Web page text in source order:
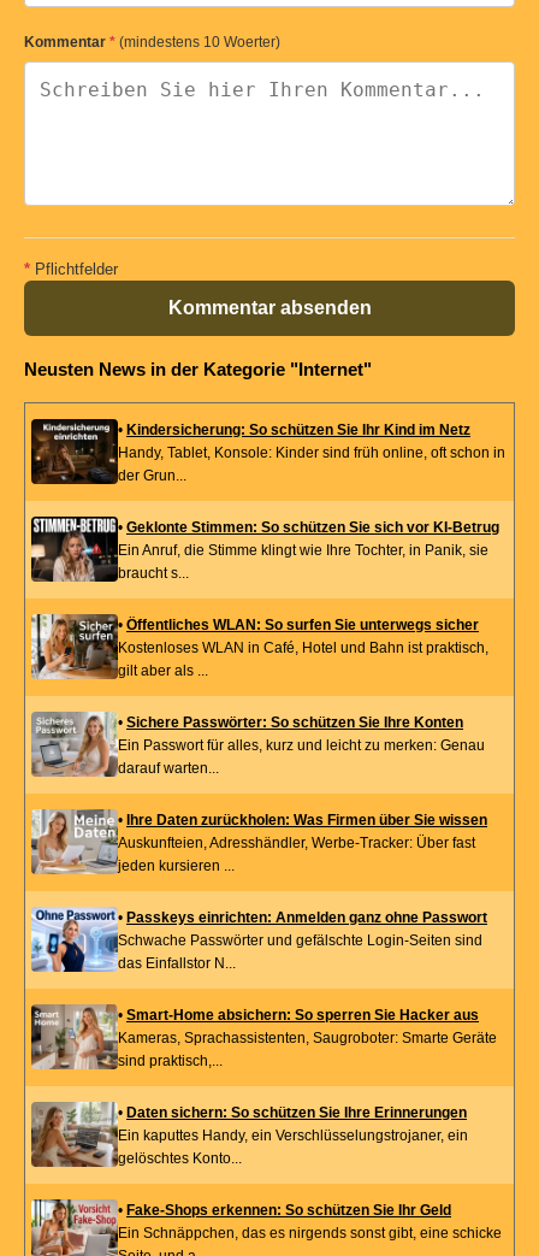
Kommentar * (mindestens 10 Woerter)
* Pflichtfelder
Kommentar absenden
Neusten News in der Kategorie "Internet"
• Kindersicherung: So schützen Sie Ihr Kind im Netz
Handy, Tablet, Konsole: Kinder sind früh online, oft schon in
der Grun...
• Geklonte Stimmen: So schützen Sie sich vor KI-Betrug
Ein Anruf, die Stimme klingt wie Ihre Tochter, in Panik, sie
braucht s...
• Öffentliches WLAN: So surfen Sie unterwegs sicher
Kostenloses WLAN in Café, Hotel und Bahn ist praktisch,
gilt aber als ...
• Sichere Passwörter: So schützen Sie Ihre Konten
Ein Passwort für alles, kurz und leicht zu merken: Genau
darauf warten...
• Ihre Daten zurückholen: Was Firmen über Sie wissen
Auskunfteien, Adresshändler, Werbe-Tracker: Über fast
jeden kursieren ...
• Passkeys einrichten: Anmelden ganz ohne Passwort
Schwache Passwörter und gefälschte Login-Seiten sind
das Einfallstor N...
• Smart-Home absichern: So sperren Sie Hacker aus
Kameras, Sprachassistenten, Saugroboter: Smarte Geräte
sind praktisch,...
• Daten sichern: So schützen Sie Ihre Erinnerungen
Ein kaputtes Handy, ein Verschlüsselungstrojaner, ein
gelöschtes Konto...
• Fake-Shops erkennen: So schützen Sie Ihr Geld
Ein Schnäppchen, das es nirgends sonst gibt, eine schicke